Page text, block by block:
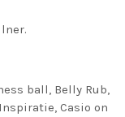
ball, Belly Rub,
Casio on